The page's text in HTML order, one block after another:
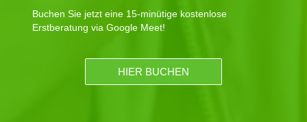
Buchen Sie jetzt eine 15-minütige kostenlose
Erstberatung via Google Meet!
HIER BUCHEN